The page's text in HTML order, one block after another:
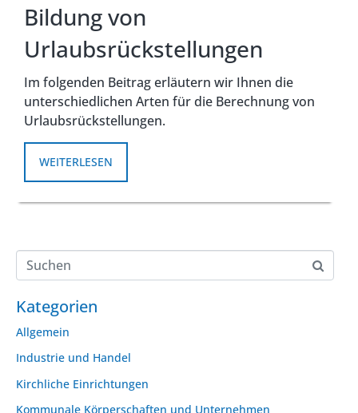
Bildung von
Urlaubsrückstellungen
Im folgenden Beitrag erläutern wir Ihnen die
unterschiedlichen Arten für die Berechnung von
Urlaubsrückstellungen.
WEITERLESEN
Kategorien
Allgemein
Industrie und Handel
Kirchliche Einrichtungen
Kommunale Körperschaften und Unternehmen